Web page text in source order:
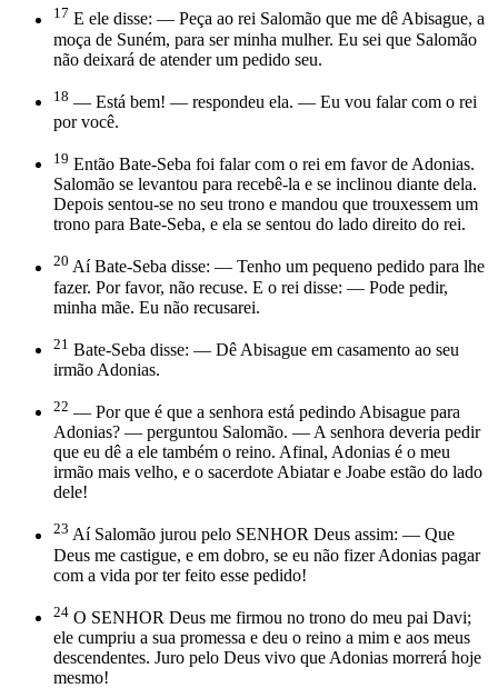
17 E ele disse: — Peça ao rei Salomão que me dê Abisague, a
moça de Suném, para ser minha mulher. Eu sei que Salomão
não deixará de atender um pedido seu.
18 — Está bem! — respondeu ela. — Eu vou falar com o rei
por você.
19 Então Bate-Seba foi falar com o rei em favor de Adonias.
Salomão se levantou para recebê-la e se inclinou diante dela.
Depois sentou-se no seu trono e mandou que trouxessem um
trono para Bate-Seba, e ela se sentou do lado direito do rei.
20 Aí Bate-Seba disse: — Tenho um pequeno pedido para lhe
fazer. Por favor, não recuse. E o rei disse: — Pode pedir,
minha mãe. Eu não recusarei.
21 Bate-Seba disse: — Dê Abisague em casamento ao seu
irmão Adonias.
22 — Por que é que a senhora está pedindo Abisague para
Adonias? — perguntou Salomão. — A senhora deveria pedir
que eu dê a ele também o reino. Afinal, Adonias é o meu
irmão mais velho, e o sacerdote Abiatar e Joabe estão do lado
dele!
23 Aí Salomão jurou pelo SENHOR Deus assim: — Que
Deus me castigue, e em dobro, se eu não fizer Adonias pagar
com a vida por ter feito esse pedido!
24 O SENHOR Deus me firmou no trono do meu pai Davi;
ele cumpriu a sua promessa e deu o reino a mim e aos meus
descendentes. Juro pelo Deus vivo que Adonias morrerá hoje
mesmo!